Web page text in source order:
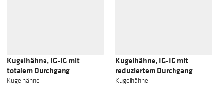
Kugelhähne, IG-IG mit
totalem Durchgang
Kugelhähne
Kugelhähne, IG-IG mit
reduziertem Durchgang
Kugelhähne